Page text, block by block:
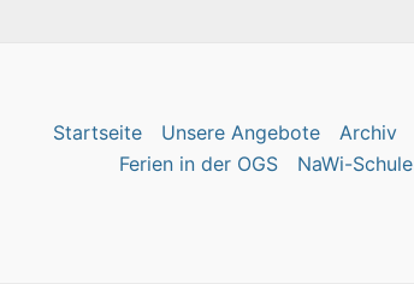
Startseite Unsere Angebote Archiv
Ferien in der OGS
NaWi-Schule